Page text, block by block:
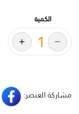
الكمية
مشاركة العنصر: